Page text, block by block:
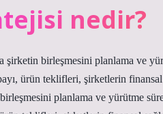
nedir?
birleşmesini planlama ve
ürün teklifleri, şirketlerin
planlama ve yürütme